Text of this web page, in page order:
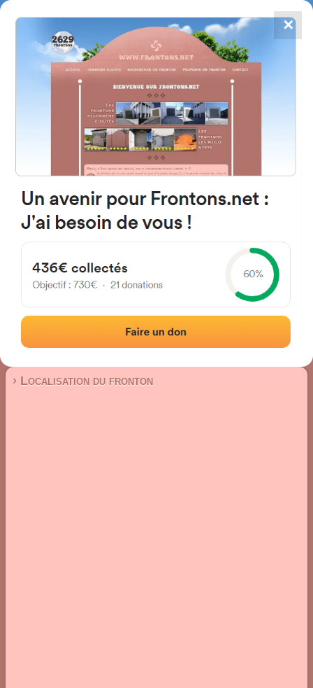
FRONTONS.NET
RECHERCHER UN FRONTON
PROPOSER UN FRONTON
4867
frontons
37891 Anaya de Alba,
Salamanque Espagne
camino agricola
Fronton place libre
Localisation|Photos|Commentaires et avis
› Localisation du fronton
✕